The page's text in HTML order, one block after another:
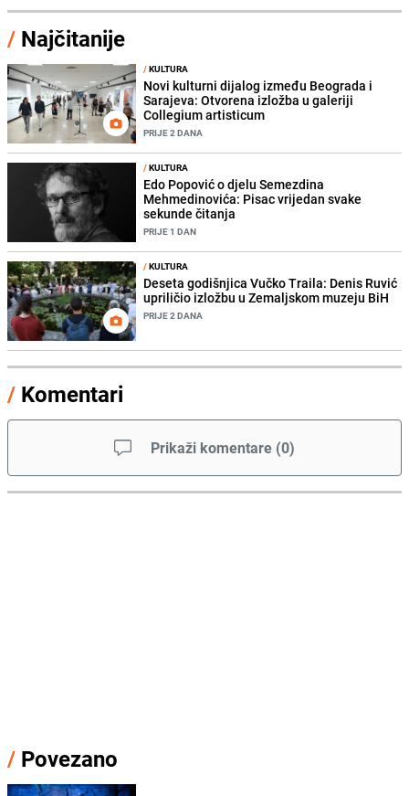
/ Najčitanije
/KULTURA
Novi kulturni dijalog između Beograda i
Sarajeva: Otvorena izložba u galeriji
Collegium artisticum
PRIJE 2 DANA
/KULTURA
Edo Popović o djelu Semezdina
Mehmedinovića: Pisac vrijedan svake
sekunde čitanja
PRIJE 1 DAN
/KULTURA
Deseta godišnjica Vučko Traila: Denis Ruvić
upriličio izložbu u Zemaljskom muzeju BiH
PRIJE 2 DANA
/ Komentari
Prikaži komentare (0)
/ Povezano